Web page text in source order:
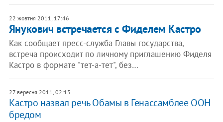
22 жовтня 2011, 17:46
Янукович встречается с Фиделем Кастро
Как сообщает пресс-служба Главы государства,
встреча происходит по личному приглашению Фиделя
Кастро в формате "тет-а-тет", без…
27 вересня 2011, 02:13
Кастро назвал речь Обамы в Генассамблее ООН
бредом